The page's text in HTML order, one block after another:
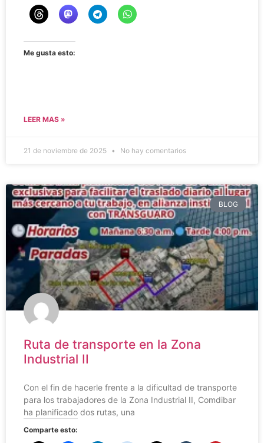
Me gusta esto:
LEER MAS »
21 de noviembre de 2025 No hay comentarios
BLOG
Ruta de transporte en la Zona
Industrial II
Con el fin de hacerle frente a la dificultad de transporte
para los trabajadores de la Zona Industrial II, Comdibar
ha planificado dos rutas, una
Comparte esto: